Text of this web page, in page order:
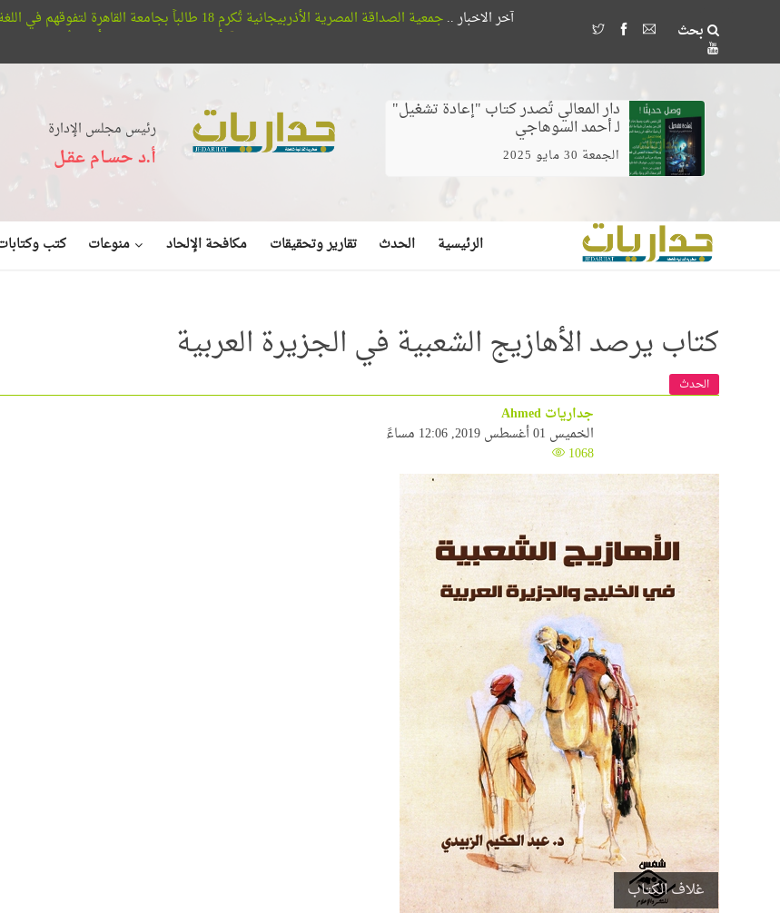
بحث
آخر الاخبار .. جمعية الصداقة المصرية الأذربيجانية تُكرم 18 طالباً بجامعة القاهرة لتفوقهم في اللغة الأذربيجانية
وخلط الغيرة بالخوف يصنع مُضللين لا مرشدين
أفلا تبصرون.. حيتان الأوركا تُعلن عن بديع صنع الله في
دار المعالي تُصدر كتاب "إعادة تشغيل"
لـ أحمد السوهاجي
الجمعة 30 مايو 2025
رئيس مجلس الإدارة
أ.د حسـام عقـل
الرئيسية الحدث تقارير وتحقيقات مكافحة الإلحاد منوعات كتب
كتاب يرصد الأهازيج الشعبية في الجزيرة العربية
الحدث
جداريات Ahmed
الخميس 01 أغسطس 2019, 12:06 مساءً
1068
غلاف الكتاب